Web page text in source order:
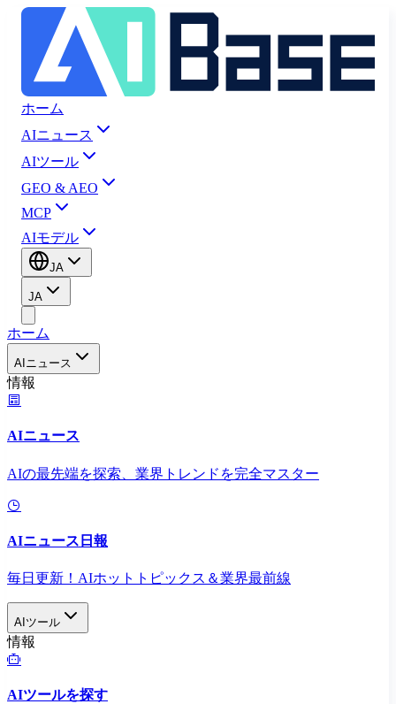
ホーム
AIニュース
AIツール
GEO & AEO
MCP
AIモデル
JA
JA
ホーム
AIニュース
情報
AIニュース
AIの最先端を探索、業界トレンドを完全マスター
AIニュース日報
毎日更新！AIホットトピックス＆業界最前線
AIツール
情報
AIツールを探す